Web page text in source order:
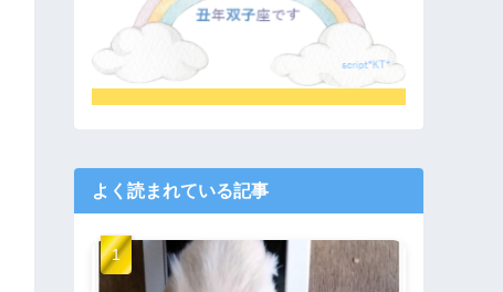
よく読まれている記事